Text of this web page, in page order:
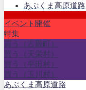
あぶくま高原道
イベント開催
特集
買う（古殿町）
買う（天栄村）
買う（平田村）
買う（玉川村）
あぶくま高原道路